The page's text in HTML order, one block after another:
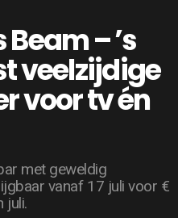
– ’s
veelzijdige
voor tv én
met geweldig
vanaf 17 juli voor €
juli.